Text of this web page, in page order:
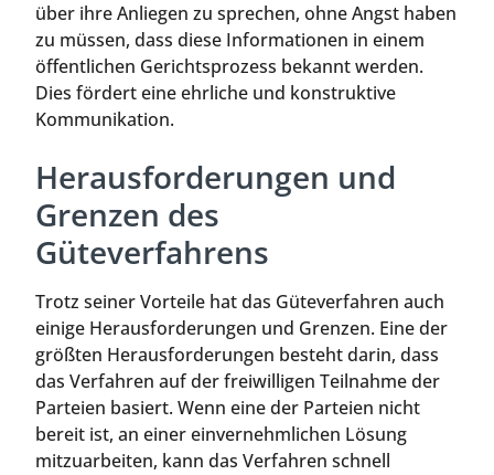
über ihre Anliegen zu sprechen, ohne Angst haben
zu müssen, dass diese Informationen in einem
öffentlichen Gerichtsprozess bekannt werden.
Dies fördert eine ehrliche und konstruktive
Kommunikation.
Herausforderungen und
Grenzen des
Güteverfahrens
Trotz seiner Vorteile hat das Güteverfahren auch
einige Herausforderungen und Grenzen. Eine der
größten Herausforderungen besteht darin, dass
das Verfahren auf der freiwilligen Teilnahme der
Parteien basiert. Wenn eine der Parteien nicht
bereit ist, an einer einvernehmlichen Lösung
mitzuarbeiten, kann das Verfahren schnell